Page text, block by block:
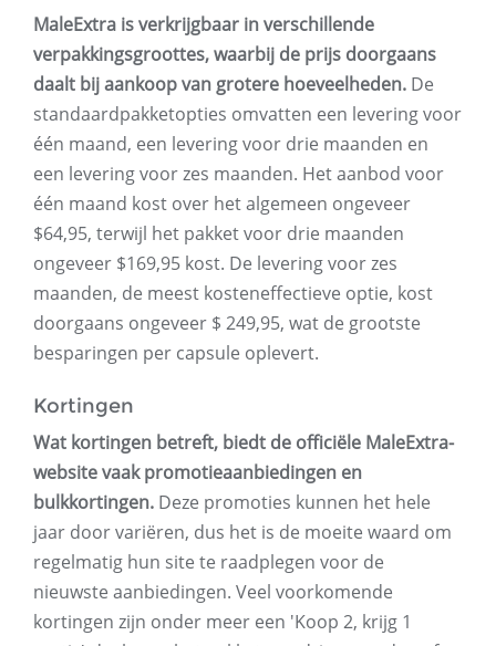
MaleExtra is verkrijgbaar in verschillende
verpakkingsgroottes, waarbij de prijs doorgaans
daalt bij aankoop van grotere hoeveelheden. De
standaardpakketopties omvatten een levering voor
één maand, een levering voor drie maanden en
een levering voor zes maanden. Het aanbod voor
één maand kost over het algemeen ongeveer
$64,95, terwijl het pakket voor drie maanden
ongeveer $169,95 kost. De levering voor zes
maanden, de meest kosteneffectieve optie, kost
doorgaans ongeveer $ 249,95, wat de grootste
besparingen per capsule oplevert.
Kortingen
Wat kortingen betreft, biedt de officiële MaleExtra-
website vaak promotieaanbiedingen en
bulkkortingen. Deze promoties kunnen het hele
jaar door variëren, dus het is de moeite waard om
regelmatig hun site te raadplegen voor de
nieuwste aanbiedingen. Veel voorkomende
kortingen zijn onder meer een 'Koop 2, krijg 1